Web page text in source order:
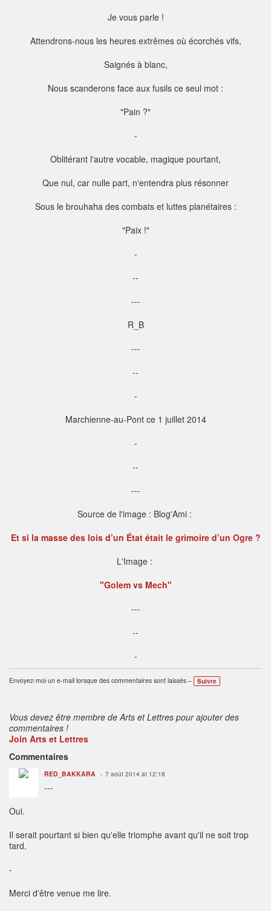
Je vous parle !
Attendrons-nous les heures extrêmes où écorchés vifs,
Saignés à blanc,
Nous scanderons face aux fusils ce seul mot :
"Pain ?"
-
Oblitérant l'autre vocable, magique pourtant,
Que nul, car nulle part, n'entendra plus résonner
Sous le brouhaha des combats et luttes planétaires :
"Paix !"
-
--
---
R_B
---
--
-
Marchienne-au-Pont ce 1 juillet 2014
-
--
---
Source de l'image : Blog'Ami :
Et si la masse des lois d’un État était le grimoire d’un Ogre ?
L'Image :
"Golem vs Mech"
---
--
-
Envoyez-moi un e-mail lorsque des commentaires sont laissés – Suivre
Vous devez être membre de Arts et Lettres pour ajouter des
commentaires !
Join Arts et Lettres
Commentaires
RED_BAKKARA 7 août 2014 at 12:18
---
Oui.
Il serait pourtant si bien qu'elle triomphe avant qu'il ne soit trop
tard.
-
Merci d'être venue me lire.